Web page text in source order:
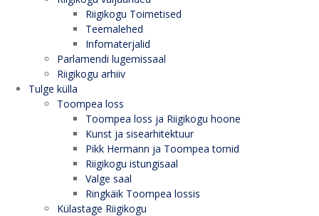
Riigikogu Toimetised
Teemalehed
Infomaterjalid
Parlamendi lugemissaal
Riigikogu arhiiv
Tulge külla
Toompea loss
Toompea loss ja Riigikogu hoone
Kunst ja sisearhitektuur
Pikk Hermann ja Toompea tornid
Riigikogu istungisaal
Valge saal
Ringkäik Toompea lossis
Külastage Riigikogu